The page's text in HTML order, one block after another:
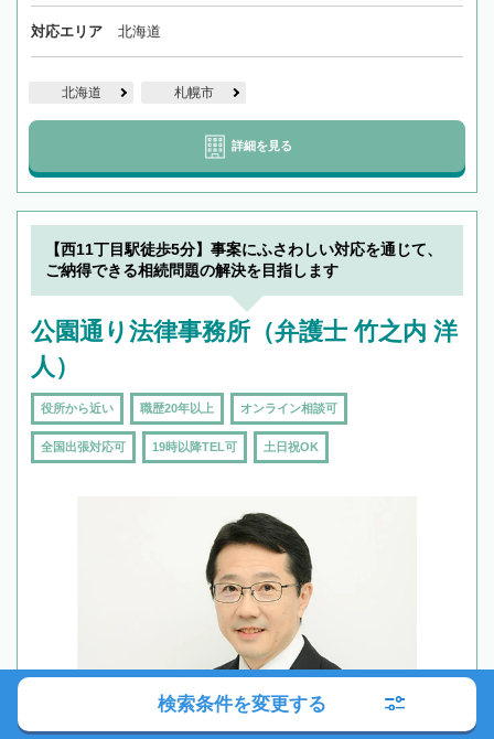
対応エリア 北海道
北海道 札幌市
詳細を見る
【西11丁目駅徒歩5分】事案にふさわしい対応を通じて、
ご納得できる相続問題の解決を目指します
公園通り法律事務所（弁護士 竹之内 洋
人）
役所から近い 職歴20年以上 オンライン相談可
全国出張対応可 19時以降TEL可 土日祝OK
検索条件を変更する